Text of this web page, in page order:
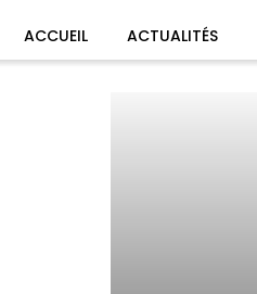
ACCUEIL ACTUALITÉS